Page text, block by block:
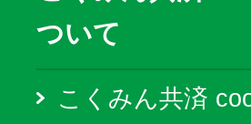
ついて
こくみん共済